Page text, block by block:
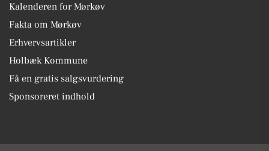
Kalenderen for Mørkøv
Fakta om Mørkøv
Erhvervsartikler
Holbæk Kommune
Få en gratis salgsvurdering
Sponsoreret indhold